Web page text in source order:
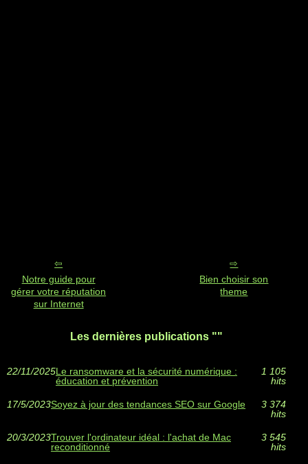
Notre guide pour
gérer votre réputation
sur Internet
Bien choisir son
theme
Les dernières publications ""
22/11/2025Le ransomware et la sécurité numérique :
éducation et prévention
1 105
hits
17/5/2023Soyez à jour des tendances SEO sur Google
3 374
hits
20/3/2023Trouver l'ordinateur idéal : l'achat de Mac
reconditionné
3 545
hits